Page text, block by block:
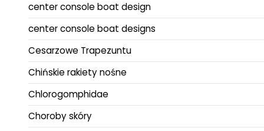
center console boat design
center console boat designs
Cesarzowe Trapezuntu
Chińskie rakiety nośne
Chlorogomphidae
Choroby skóry